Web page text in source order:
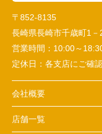
〒852-8135
長崎県長崎市千歳町1－
営業時間： 10:00～
定休日： 各支店にご確
会社概要
店舗一覧